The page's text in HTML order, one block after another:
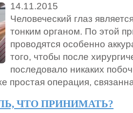
14.11.2015
Человеческий глаз
тонким органом. По этой
проводятся особенно
того, чтобы после
последовало никаких
простая операция,
ЧТО ПРИНИМАТЬ?